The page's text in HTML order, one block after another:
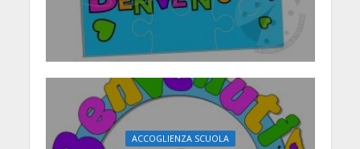
ACCOGLIENZA SCUOLA